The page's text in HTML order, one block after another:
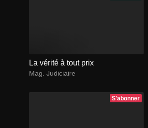
La vérité à tout prix
Mag. Judiciaire
S'abonner